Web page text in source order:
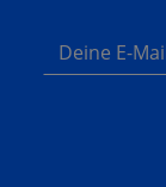
Deine E-Mail